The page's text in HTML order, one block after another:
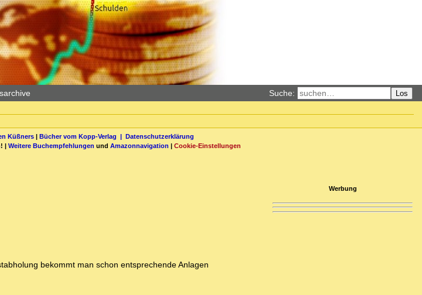
Suche: Los
Küßners| Bücher vom Kopp-Verlag | Datenschutzerklärung
! | Weitere Buchempfehlungen und Amazonnavigation | Cookie-Einstellungen
bekommt man schon entsprechende Anlagen
Werbung